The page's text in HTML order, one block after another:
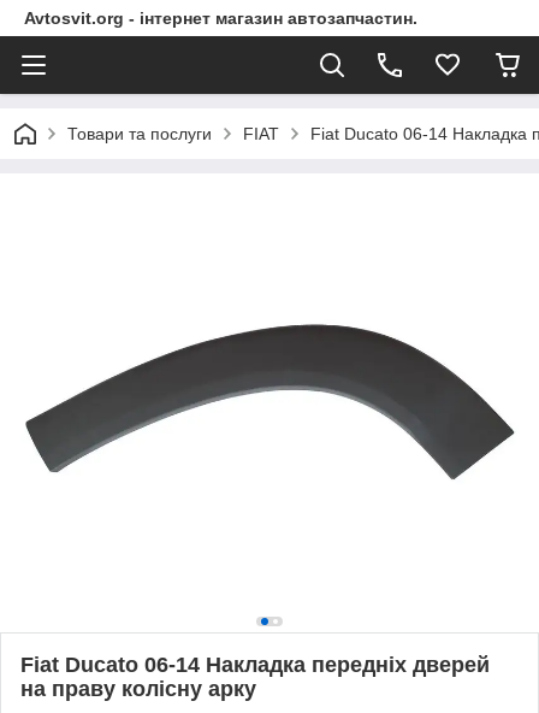
Avtosvit.org - інтернет магазин автозапчастин.
Товари та послуги FIAT Fiat Ducato 06-14 Накладка
Fiat Ducato 06-14 Накладка передніх дверей
на праву колісну арку